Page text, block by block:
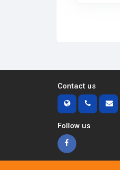
Contact us
Follow us